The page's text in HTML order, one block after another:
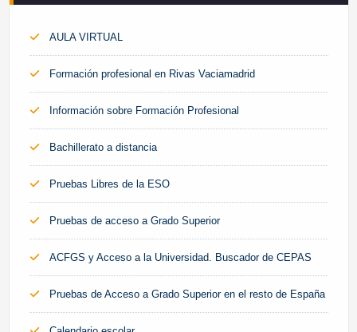
AULA VIRTUAL
Formación profesional en Rivas Vaciamadrid
Información sobre Formación Profesional
Bachillerato a distancia
Pruebas Libres de la ESO
Pruebas de acceso a Grado Superior
ACFGS y Acceso a la Universidad. Buscador de CEPAS
Pruebas de Acceso a Grado Superior en el resto de España